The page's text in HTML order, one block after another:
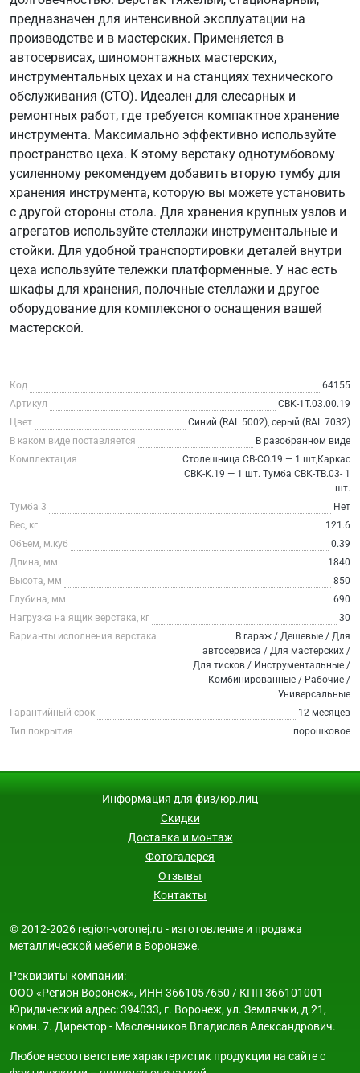
предназначен для интенсивной эксплуатации на
производстве и в мастерских. Применяется в
автосервисах, шиномонтажных мастерских,
инструментальных цехах и на станциях технического
обслуживания (СТО). Идеален для слесарных и
ремонтных работ, где требуется компактное хранение
инструмента. Максимально эффективно используйте
пространство цеха. К этому верстаку однотумбовому
усиленному рекомендуем добавить вторую тумбу для
хранения инструмента, которую вы можете установить
с другой стороны стола. Для хранения крупных узлов и
агрегатов используйте стеллажи инструментальные и
стойки. Для удобной транспортировки деталей внутри
цеха используйте тележки платформенные. У нас есть
шкафы для хранения, полочные стеллажи и другое
оборудование для комплексного оснащения вашей
мастерской.
Код
64155
Артикул
СВК-1Т.03.00.19
Цвет
Синий (RAL 5002), серый (RAL 7032)
В каком виде поставляется
В разобранном виде
Комплектация
Столешница СВ-СО.19 — 1 шт,Каркас
СВК-К.19 — 1 шт. Тумба СВК-ТВ.03- 1
шт.
Тумба 3
Нет
Вес, кг
121.6
Объем, м.куб
0.39
Длина, мм
1840
Высота, мм
850
Глубина, мм
690
Нагрузка на ящик верстака, кг
30
Варианты исполнения верстака
В гараж / Дешевые / Для
автосервиса / Для мастерских /
Для тисков / Инструментальные /
Комбинированные / Рабочие /
Универсальные
Гарантийный срок
12 месяцев
Тип покрытия
порошковое
Информация для физ/юр.лиц
Скидки
Доставка и монтаж
Фотогалерея
Отзывы
Контакты
© 2012-2026 region-voronej.ru - изготовление и продажа
металлической мебели в Воронеже.
Реквизиты компании:
ООО «Регион Воронеж», ИНН 3661057650 / КПП 366101001
Юридический адрес: 394033, г. Воронеж, ул. Землячки, д.21,
комн. 7. Директор - Масленников Владислав Александрович.
Любое несоответствие характеристик продукции на сайте с